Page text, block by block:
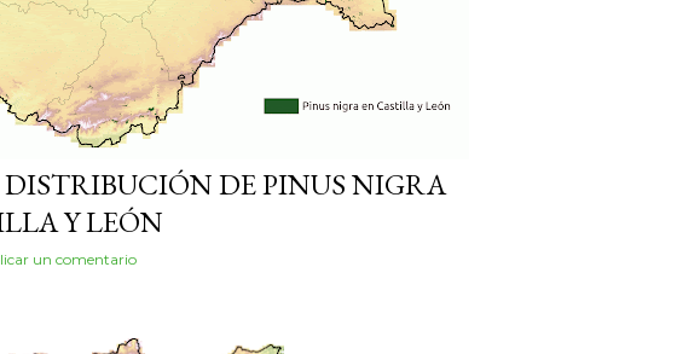
DISTRIBUCIÓN DE PINUS NIGRA
Y LEÓN
un comentario